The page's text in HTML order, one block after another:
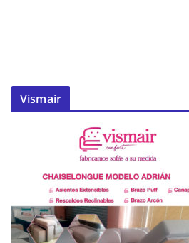
Vismair